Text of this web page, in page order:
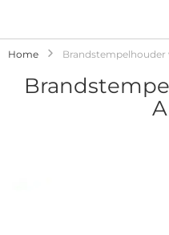
Home Brandstempelhouder